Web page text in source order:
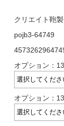
クリエイト鞄
pojb3-64749
オプション：
オプション：